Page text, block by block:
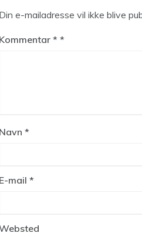
Din e-mailadresse vil ikke blive
Kommentar *
Navn *
E-mail *